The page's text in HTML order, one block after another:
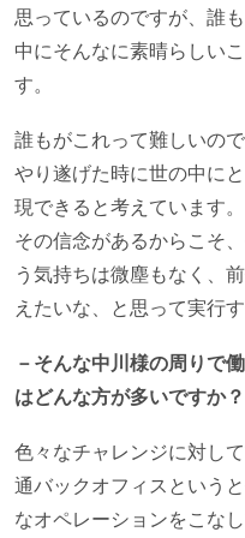
思っているのですが、誰
中にそんなに素晴らしい
す。
誰もがこれって難しいの
やり遂げた時に世の中に
現できると考えています。
その信念があるからこそ
う気持ちは微塵もなく、
えたいな、と思って実行
－そんな中川様の周りで
はどんな方が多いですか？
色々なチャレンジに対し
通バックオフィスという
なオペレーションをこな